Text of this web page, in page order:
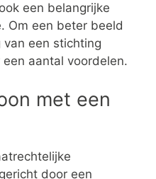
een belangrijke
Om een beter beeld
een stichting
aantal voordelen.
met een
door een